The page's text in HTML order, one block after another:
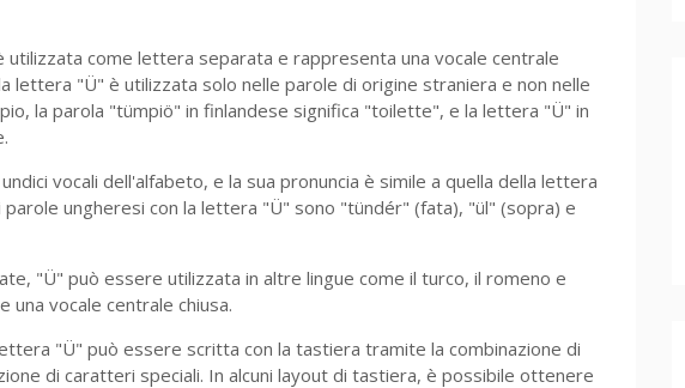
utilizzata come lettera separata e rappresenta una vocale centrale
lettera "Ü" è utilizzata solo nelle parole di origine straniera e non nelle
la parola "tümpiö" in finlandese significa "toilette", e la lettera "Ü" in
vocali dell'alfabeto, e la sua pronuncia è simile a quella della lettera
parole ungheresi con la lettera "Ü" sono "tündér" (fata), "ül" (sopra) e
"Ü" può essere utilizzata in altre lingue come il turco, il romeno e
una vocale centrale chiusa.
"Ü" può essere scritta con la tastiera tramite la combinazione di
di caratteri speciali. In alcuni layout di tastiera, è possibile ottenere